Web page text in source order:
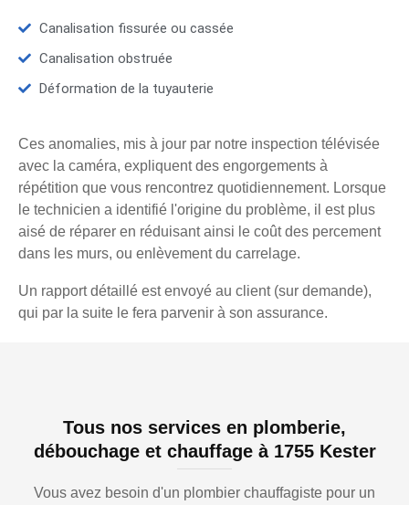
Canalisation fissurée ou cassée
Canalisation obstruée
Déformation de la tuyauterie
Ces anomalies, mis à jour par notre inspection télévisée
avec la caméra, expliquent des engorgements à
répétition que vous rencontrez quotidiennement. Lorsque
le technicien a identifié l'origine du problème, il est plus
aisé de réparer en réduisant ainsi le coût des percement
dans les murs, ou enlèvement du carrelage.
Un rapport détaillé est envoyé au client (sur demande),
qui par la suite le fera parvenir à son assurance.
Tous nos services en plomberie,
débouchage et chauffage à 1755 Kester
Vous avez besoin d'un plombier chauffagiste pour un